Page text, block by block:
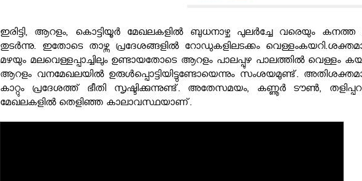
ഇരിട്ടി, ആറളം, കൊട്ടിയൂർ മേഖലകളിൽ ബുധനാഴ്ച പുലർച്ചേ വരെയും കനത്ത
തുടർന്നു. ഇതോടെ താഴ്ന്ന പ്രദേശങ്ങളിൽ റോഡുകളിലടക്കം
മഴയും മലവെള്ളപ്പാച്ചിലും ഉണ്ടായതോടെ ആറളം പാലപ്പുഴ പാലത്തിൽ വെള്ളം
ആറളം വനമേഖലയിൽ ഉരുൾപ്പൊട്ടിയിട്ടുണ്ടോയെന്നും സംശയമുണ്ട്.
കാറ്റും പ്രദേശത്ത് ഭീതി സൃഷ്ടിക്കുന്നുണ്ട്. അതേസമയം, കണ്ണൂർ ടൗൺ,
മേഖലകളിൽ തെളിഞ്ഞ കാലാവസ്ഥയാണ്.